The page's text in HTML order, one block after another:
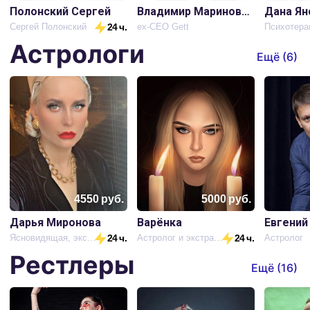
Полонский Сергей
Сергей Полонский 24 ч.
Владимир Маринович
ex-CEO Gett
Дана
Астрологи Ещё (6)
4550руб.
Дарья Миронова
Ясновидящая, экстрасенс 24 ч.
5000руб.
Варёнка
Астролог и экстрасенс 24 ч. Астролог
Рестлеры Ещё (16)